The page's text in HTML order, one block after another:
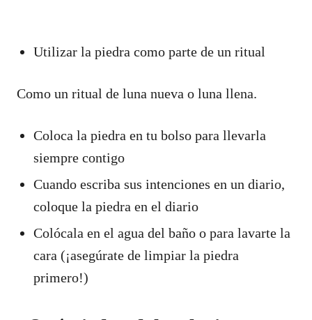
Utilizar la piedra como parte de un ritual
Como un ritual de luna nueva o luna llena.
Coloca la piedra en tu bolso para llevarla
siempre contigo
Cuando escriba sus intenciones en un diario,
coloque la piedra en el diario
Colócala en el agua del baño o para lavarte la
cara (¡asegúrate de limpiar la piedra
primero!)